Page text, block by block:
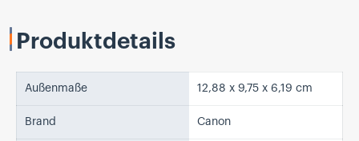
Produktdetails
Außenmaße 12,88 x 9,75 x 6,19 cm
Brand Canon